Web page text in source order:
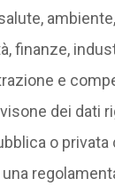
finanze,
e
dei dati
o privata